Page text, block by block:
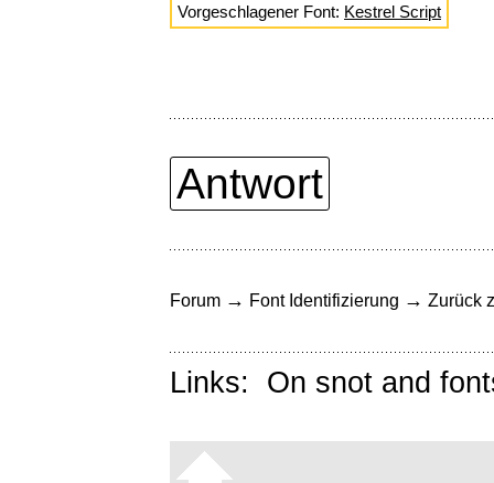
Vorgeschlagener Font: Kestrel Script
Antwort
Forum → Font Identifizierung → Zurück
Links: On snot and